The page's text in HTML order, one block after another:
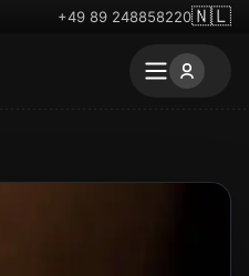
+49 89 248858220🇳🇱